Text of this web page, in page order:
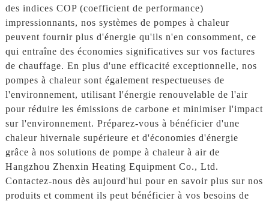
des indices COP (coefficient de performance)
impressionnants, nos systèmes de pompes à chaleur
peuvent fournir plus d'énergie qu'ils n'en consomment, ce
qui entraîne des économies significatives sur vos factures
de chauffage. En plus d'une efficacité exceptionnelle, nos
pompes à chaleur sont également respectueuses de
l'environnement, utilisant l'énergie renouvelable de l'air
pour réduire les émissions de carbone et minimiser l'impact
sur l'environnement. Préparez-vous à bénéficier d'une
chaleur hivernale supérieure et d'économies d'énergie
grâce à nos solutions de pompe à chaleur à air de
Hangzhou Zhenxin Heating Equipment Co., Ltd.
Contactez-nous dès aujourd'hui pour en savoir plus sur nos
produits et comment ils peut bénéficier à vos besoins de